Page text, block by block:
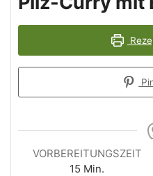
VORBEREITUNGSZEIT
15 Minuten
Min.